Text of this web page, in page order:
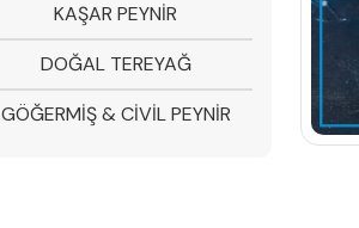
KAŞAR PEYNİR
DOĞAL TEREYAĞ
GÖĞERMİŞ & CİVİL PEYNİR